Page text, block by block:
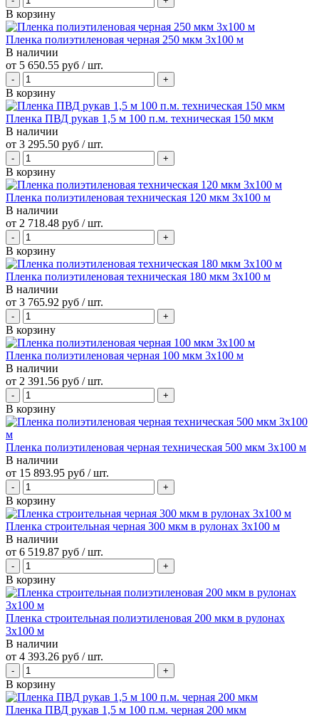
В корзину
Пленка полиэтиленовая черная 250 мкм 3х100 м
В наличии
от 5 650.55 руб / шт.
В корзину
Пленка ПВД рукав 1,5 м 100 п.м. техническая 150 мкм
В наличии
от 3 295.50 руб / шт.
В корзину
Пленка полиэтиленовая техническая 120 мкм 3х100 м
В наличии
от 2 718.48 руб / шт.
В корзину
Пленка полиэтиленовая техническая 180 мкм 3х100 м
В наличии
от 3 765.92 руб / шт.
В корзину
Пленка полиэтиленовая черная 100 мкм 3х100 м
В наличии
от 2 391.56 руб / шт.
В корзину
Пленка полиэтиленовая черная техническая 500 мкм 3х100 м
В наличии
от 15 893.95 руб / шт.
В корзину
Пленка строительная черная 300 мкм в рулонах 3х100 м
В наличии
от 6 519.87 руб / шт.
В корзину
Пленка строительная полиэтиленовая 200 мкм в рулонах
3х100 м
В наличии
от 4 393.26 руб / шт.
В корзину
Пленка ПВД рукав 1,5 м 100 п.м. черная 200 мкм